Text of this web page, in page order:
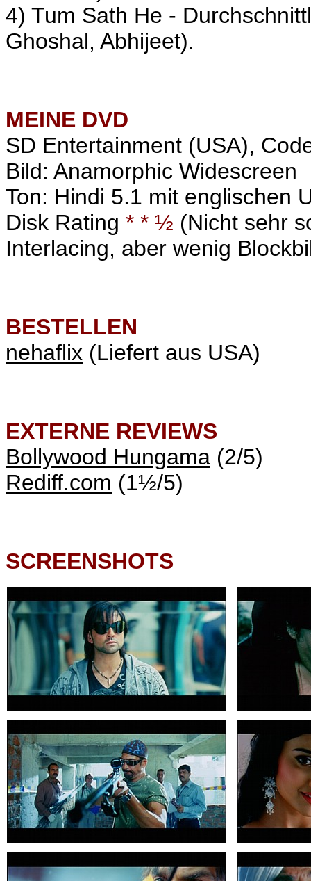
4) Tum Sath He -
Ghoshal, Abhijeet).
MEINE DVD
SD Entertainment (USA),
Bild: Anamorphic Widescreen
Ton: Hindi 5.1 mit englischen
Disk Rating * * ½ (Nicht sehr
Interlacing, aber wenig
BESTELLEN
nehaflix (Liefert aus USA)
EXTERNE REVIEWS
Bollywood Hungama (2/5)
Rediff.com (1½/5)
SCREENSHOTS